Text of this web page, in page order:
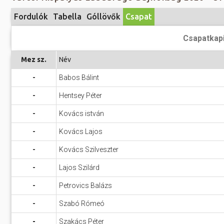
Gyerekeknek
Tanfolyam, képzés
Tábor
Egyházi, vallási
megemlékezések
Megyei kitekintő
most
Víz
Összes
Egyéb
Fordulók Tabella Góllövők Csapat
Mez sz. Név
- Babos Bálint
- Hentsey Péter
- Kovács istván
- Kovács Lajos
- Kovács Szilveszter
- Lajos Szilárd
- Petrovics Balázs
- Szabó Rómeó
- Szakács Péter